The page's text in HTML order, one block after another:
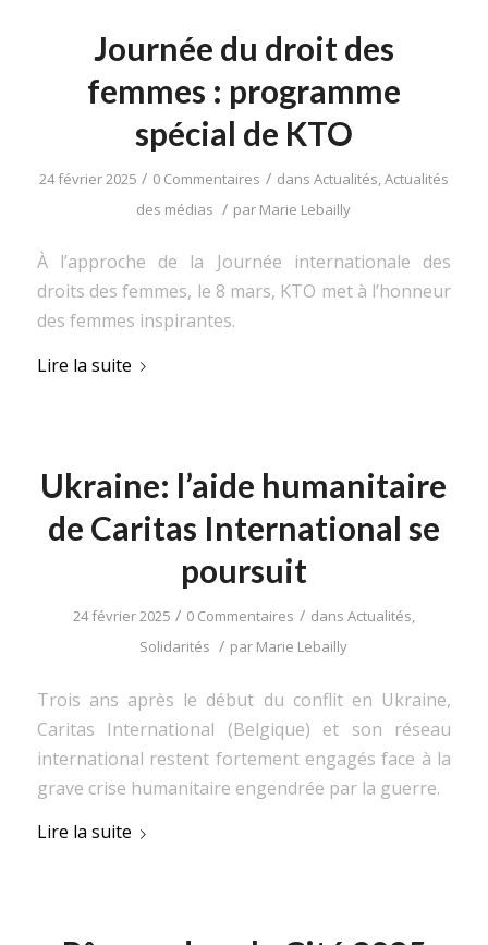
Journée du droit des
femmes : programme
spécial de KTO
24 février 2025 / 0 Commentaires / dans Actualités Actualités
des médias / par Marie Lebailly
À l’approche de la Journée internationale des
droits des femmes, le 8 mars, KTO met à l’honneur
des femmes inspirantes.
Lire la suite
Ukraine: l’aide humanitaire
de Caritas International se
poursuit
24 février 2025 / 0 Commentaires / dans Actualités,
Solidarités / par Marie Lebailly
Trois ans après le début du conflit en Ukraine,
Caritas International (Belgique) et son réseau
international restent fortement engagés face à la
grave crise humanitaire engendrée par la guerre.
Lire la suite